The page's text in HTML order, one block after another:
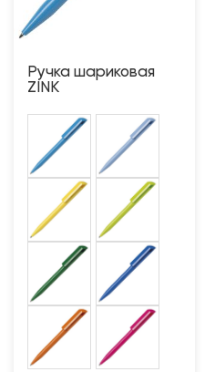
Ручка шариковая
ZINK